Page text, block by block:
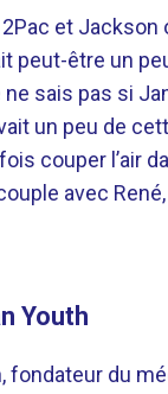
et Jackson
peut-être un
ne sais pas si
un peu de
couper l’air
avec
Youth
fondateur du